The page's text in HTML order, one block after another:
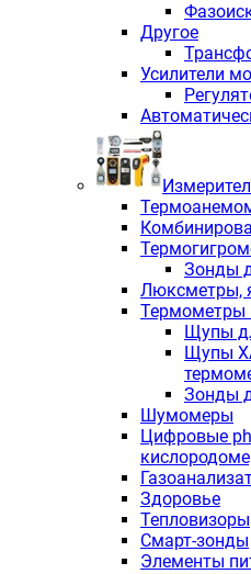
Другое
Усилители
Зонды
Люксметры,
Термометры
Щупы
Щупы
Зонды
Шумомеры
Цифровые
Здоровье
Тепловизоры
Смарт-зонды
Элементы